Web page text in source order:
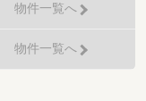
物件一覧へ
物件一覧へ